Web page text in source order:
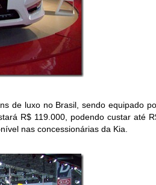
de luxo no Brasil, sendo equipado
R$ 119.000, podendo custar até
nas concessionárias da Kia.